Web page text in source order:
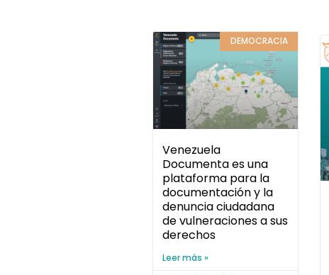
DEMOCRACIA
Venezuela
Documenta es una
plataforma para la
documentación y la
denuncia ciudadana
de vulneraciones a sus
derechos
Leer más »